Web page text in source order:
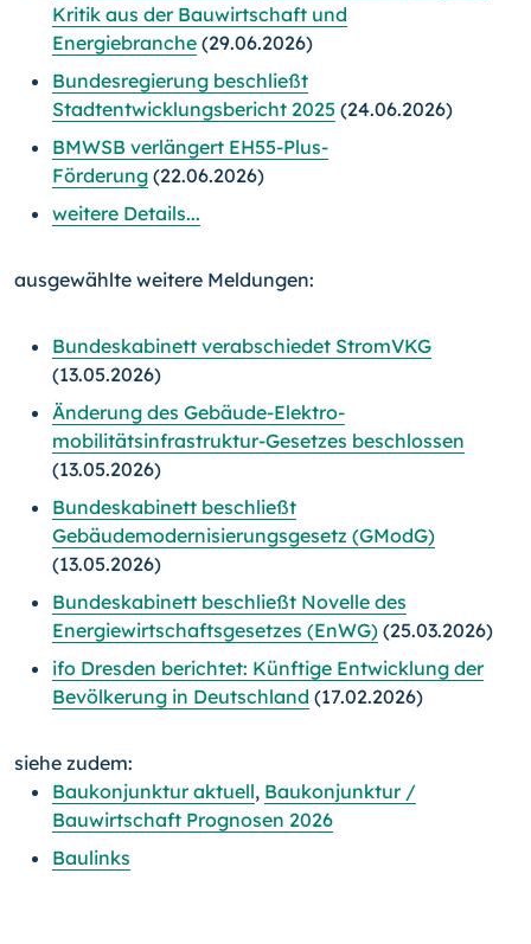
Kritik aus der Bauwirtschaft und
Energiebranche (29.06.2026)
Bundesregierung beschließt
Stadtentwicklungsbericht 2025 (24.06.2026)
BMWSB verlängert EH55-Plus-
Förderung (22.06.2026)
weitere Details...
ausgewählte weitere Meldungen:
Bundeskabinett verabschiedet StromVKG
(13.05.2026)
Änderung des Gebäude-Elektro­
mobilitätsinfrastruktur-Gesetzes beschlossen
(13.05.2026)
Bundeskabinett beschließt
Gebäudemodernisierungs­gesetz (GModG)
(13.05.2026)
Bundeskabinett beschließt Novelle des
Energiewirtschaftsgesetzes (EnWG) (25.03.2026)
ifo Dresden berichtet: Künftige Entwicklung der
Bevölkerung in Deutschland (17.02.2026)
siehe zudem:
Baukonjunktur aktuell, Baukonjunktur /
Bauwirtschaft Prognosen 2026
Baulinks